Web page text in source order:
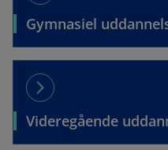
Gymnasiel
arrow_forward_ios
Videregående